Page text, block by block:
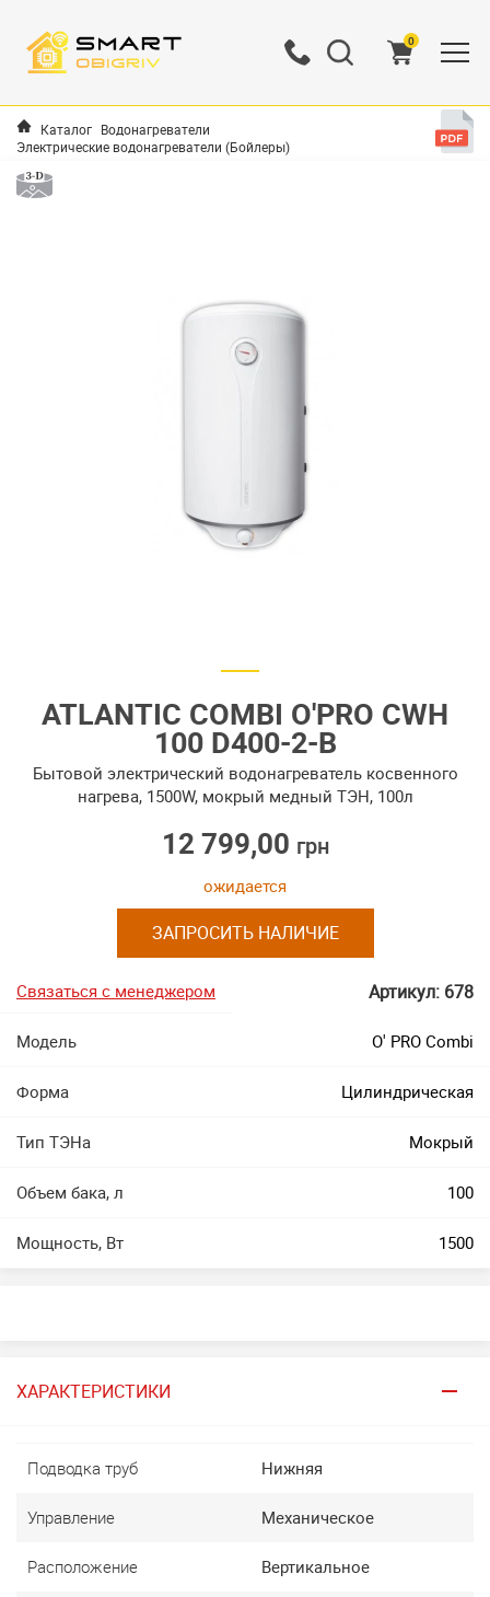
0
Каталог Водонагреватели
Электрические водонагреватели (Бойлеры)
ATLANTIC COMBI O'PRO CWH
100 D400-2-B
Бытовой электрический водонагреватель косвенного
нагрева, 1500W, мокрый медный ТЭН, 100л
12 799,00 грн
ожидается
ЗАПРОСИТЬ НАЛИЧИЕ
Связаться с менеджером Артикул: 678
Модель O' PRO Combi
Форма Цилиндрическая
Тип ТЭНа Мокрый
Объем бака, л 100
Мощность, Вт 1500
ХАРАКТЕРИСТИКИ
Подводка труб Нижняя
Управление Механическое
Расположение Вертикальное